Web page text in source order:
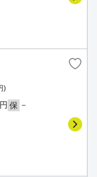
)
保 －